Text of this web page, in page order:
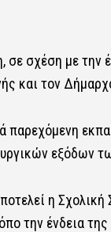
σχέση με την
και τον
παρεχόμενη
εξόδων
η
την ένδεια